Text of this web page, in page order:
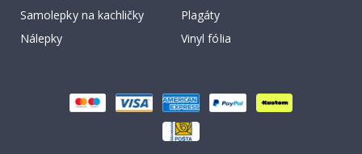
Samolepky na kachličky
Plagáty
Nálepky
Vinyl fólia